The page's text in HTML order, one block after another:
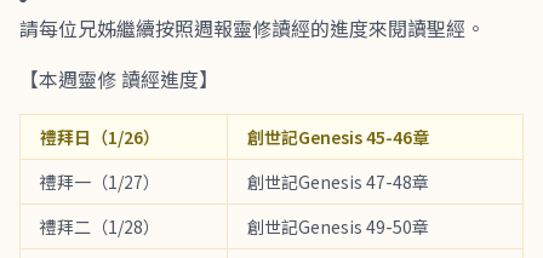
請每位兄姊繼續按照週報靈修讀經的進度來閱讀聖經。
【本週靈修 讀經進度】
禮拜日（1/26）
創世記Genesis 45-46章
禮拜一（1/27）
創世記Genesis 47-48章
禮拜二（1/28）
創世記Genesis 49-50章